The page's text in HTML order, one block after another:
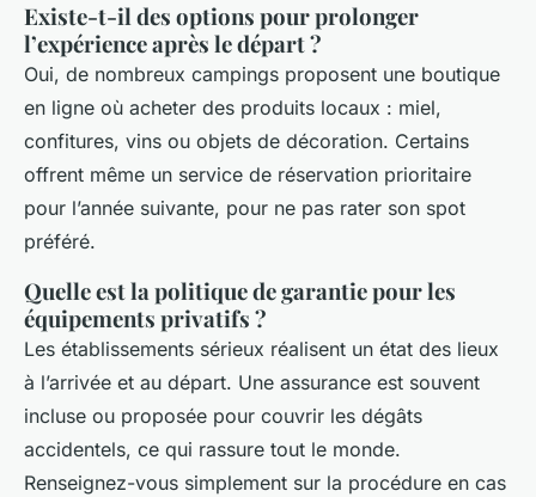
Existe-t-il des options pour prolonger
l’expérience après le départ ?
Oui, de nombreux campings proposent une boutique
en ligne où acheter des produits locaux : miel,
confitures, vins ou objets de décoration. Certains
offrent même un service de réservation prioritaire
pour l’année suivante, pour ne pas rater son spot
préféré.
Quelle est la politique de garantie pour les
équipements privatifs ?
Les établissements sérieux réalisent un état des lieux
à l’arrivée et au départ. Une assurance est souvent
incluse ou proposée pour couvrir les dégâts
accidentels, ce qui rassure tout le monde.
Renseignez-vous simplement sur la procédure en cas